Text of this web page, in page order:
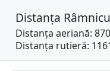
Distanța
Distanța aeriană:
Distanța rutieră: